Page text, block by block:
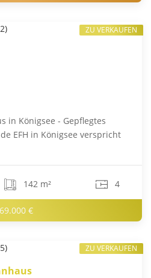
in Königsee - Gepflegtes
EFH in Königsee verspricht
142 m² 4
69.000 €
ZU VERKAUFEN
ZU VERKAUFEN